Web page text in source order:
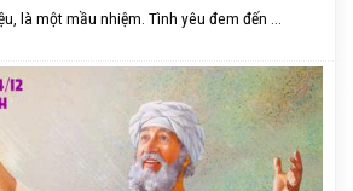
là một mầu nhiệm. Tình yêu đem đến ...